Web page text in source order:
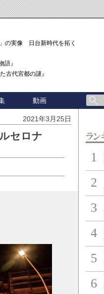
の実像 日台新時代を拓く
』
古代宮都の謎』
動画
2021年3月25日
セロナ
1
2
3
4
5
6